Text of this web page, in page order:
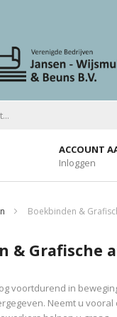
ACCOUNT
Inloggen
Boekbinden &
& Grafische
voortdurend in
Neemt u vooral